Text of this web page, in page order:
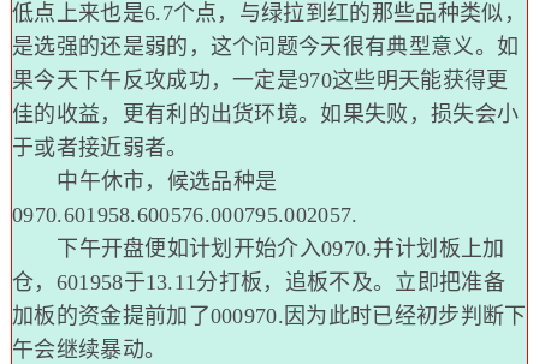
低点上来也是6.7个点，与绿拉到红的那些品种类似，
是选强的还是弱的，这个问题今天很有典型意义。如
果今天下午反攻成功，一定是970这些明天能获得更
佳的收益，更有利的出货环境。如果失败，损失会小
于或者接近弱者。
中午休市，候选品种是
0970.601958.600576.000795.002057.
下午开盘便如计划开始介入0970.并计划板上加
仓，601958于13.11分打板，追板不及。立即把准备
加板的资金提前加了000970.因为此时已经初步判断下
午会继续暴动。